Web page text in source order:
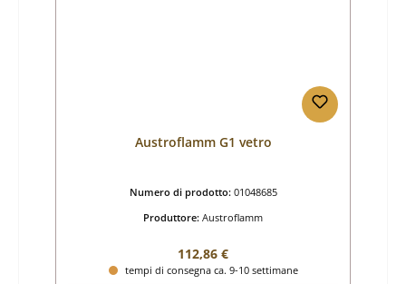
Austroflamm G1 vetro
Numero di prodotto: 01048685
Produttore: Austroflamm
Prezzo normale:
112,86 €
tempi di consegna ca. 9-10 settimane